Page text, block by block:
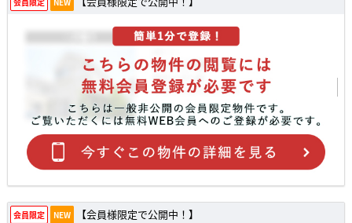
会員限定 NEW 【会員様限定で公開中！】